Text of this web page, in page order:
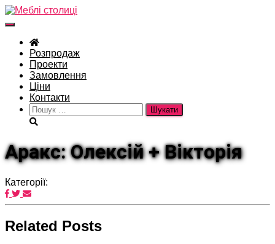
Перемкнути
навігацію
Розпродаж
Проекти
Замовлення
Ціни
Контакти
Пошук:
Аракс: Олексій + Вікторія
Категорії:
Related Posts